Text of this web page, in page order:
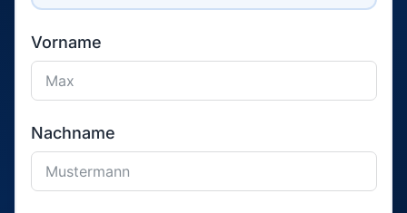
Vorname
Nachname